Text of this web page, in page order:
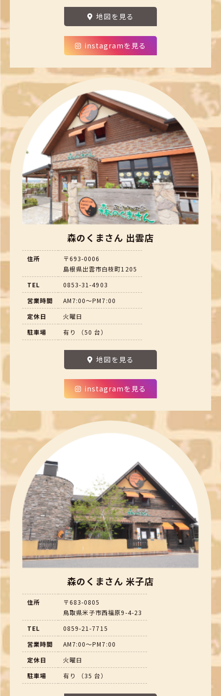
地図を見る
instagramを見る
森のくまさん 出雲店
住所
〒693-0006
島根県出雲市白枝町1205
TEL
0853-31-4903
営業時間
AM7:00～PM7:00
定休日
火曜日
駐車場
有り （50 台）
地図を見る
instagramを見る
森のくまさん 米子店
住所
〒683-0805
鳥取県米子市西福原9-4-23
TEL
0859-21-7715
営業時間
AM7:00～PM7:00
定休日
火曜日
駐車場
有り （35 台）